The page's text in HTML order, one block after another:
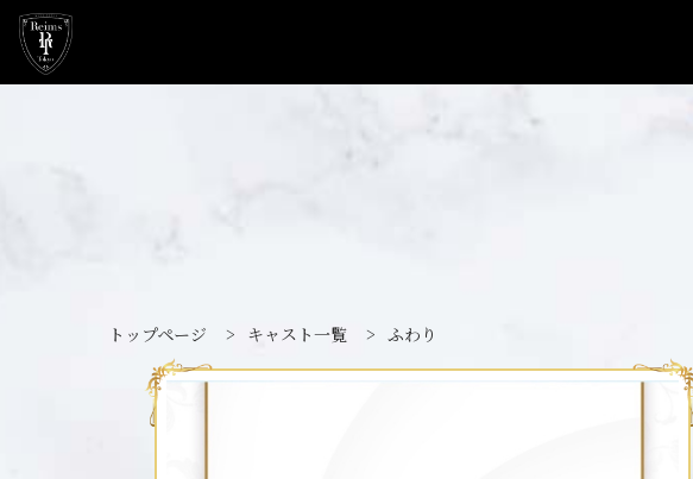
トップページ > キャスト一覧 > ふわり